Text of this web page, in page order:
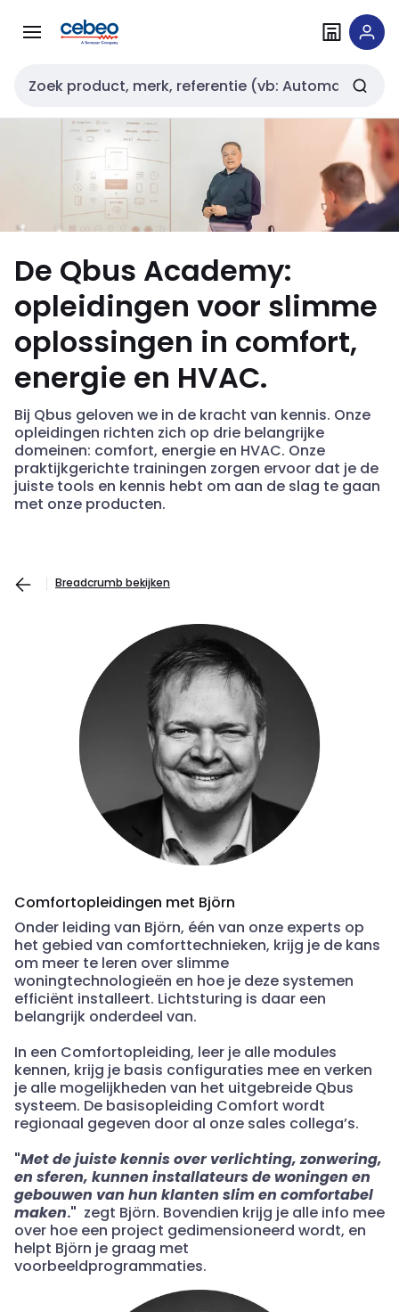
naar
naar
Zoekveld invoer
De Qbus Academy:
opleidingen voor slimme
oplossingen in comfort,
energie en HVAC.
Bij Qbus geloven we in de kracht van kennis. Onze
opleidingen richten zich op drie belangrijke
domeinen: comfort, energie en HVAC. Onze
praktijkgerichte trainingen zorgen ervoor dat je de
juiste tools en kennis hebt om aan de slag te gaan
met onze producten.
Breadcrumb bekijken
Comfortopleidingen met Björn
Onder leiding van Björn, één van onze experts op
het gebied van comforttechnieken, krijg je de kans
om meer te leren over slimme
woningtechnologieën en hoe je deze systemen
efficiënt installeert. Lichtsturing is daar een
belangrijk onderdeel van.
In een Comfortopleiding, leer je alle modules
kennen, krijg je basis configuraties mee en verken
je alle mogelijkheden van het uitgebreide Qbus
systeem. De basisopleiding Comfort wordt
regionaal gegeven door al onze sales collega’s.
"Met de juiste kennis over verlichting, zonwering,
en sferen, kunnen installateurs de woningen en
gebouwen van hun klanten slim en comfortabel
maken." zegt Björn. Bovendien krijg je alle info mee
over hoe een project gedimensioneerd wordt, en
helpt Björn je graag met
voorbeeldprogrammaties.